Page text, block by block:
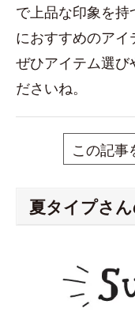
で上品な印象を
におすすめのアイ
ぜひアイテム選び
ださいね。
この記事
夏タイプさ